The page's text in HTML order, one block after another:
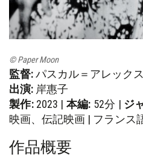
© Paper Moon
監督:パスカル＝アレック
出演: 岸惠子
製作:2023 | 本編: 52分 | ジ
映画、伝記映画 | フランス
作品概要